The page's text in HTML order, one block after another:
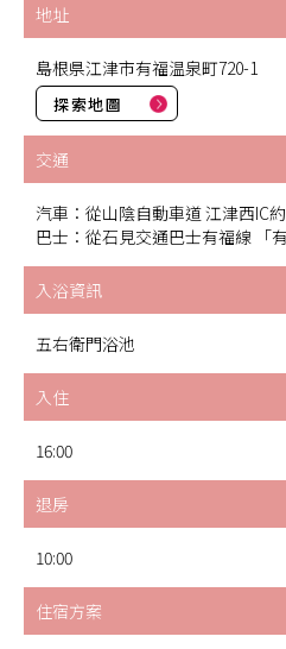
地址
島根県江津市有福温泉町720-1
探索地圖
交通
汽車：從山陰自動車道 江津西IC
巴士：從石見交通巴士有福線 「
入浴資訊
五右衛門浴池
入住
16:00
退房
10:00
住宿方案